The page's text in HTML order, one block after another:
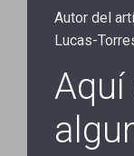
Autor del
Lucas-